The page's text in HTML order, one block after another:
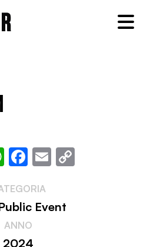
WhatsApp
Facebook
Email
Event
ANNO
2024